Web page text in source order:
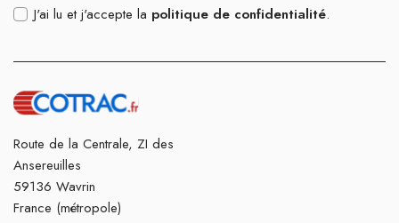
J'ai lu et j'accepte la politique de confidentialité.
Route de la Centrale, ZI des
Ansereuilles
59136 Wavrin
France (métropole)